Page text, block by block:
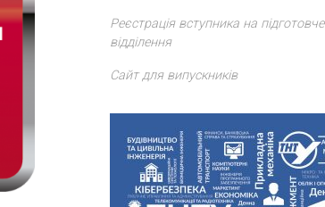
Реєстрація вступника на підготовче
відділення
Сайт для випускників